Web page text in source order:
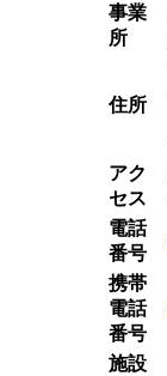
事業
所
住所
アク
セス
電話
番号
携帯
電話
番号
施設